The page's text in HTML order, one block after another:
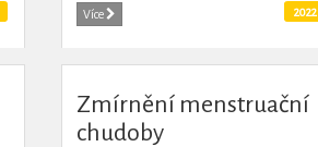
Více 2022
Zmírnění menstruační
chudoby